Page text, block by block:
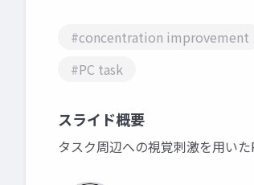
#concentration improvement
#PC task
スライド概要
タスク周辺への視覚刺激を用い